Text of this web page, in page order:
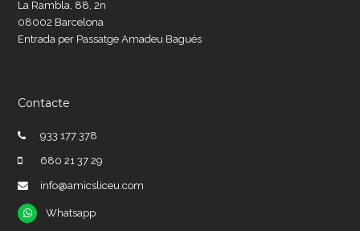
La Rambla, 88, 2n
08002 Barcelona
Entrada per Passatge Amadeu Bagués
Contacte
933 177 378
680 21 37 29
info@amicsliceu.com
Whatsapp
Whatsapp